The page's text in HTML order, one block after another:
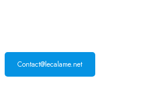
Contact@lecalame.net